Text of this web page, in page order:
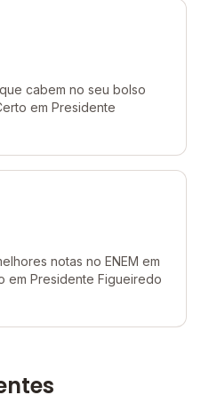
cabem no seu bolso
em Presidente
notas no ENEM em
em Presidente Figueiredo